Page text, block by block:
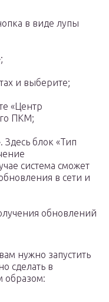
в виде лупы
и выберите;
«Центр
ПКМ;
Здесь блок «Тип
система сможет
в сети и
обновлений
нужно запустить
сделать в
образом: